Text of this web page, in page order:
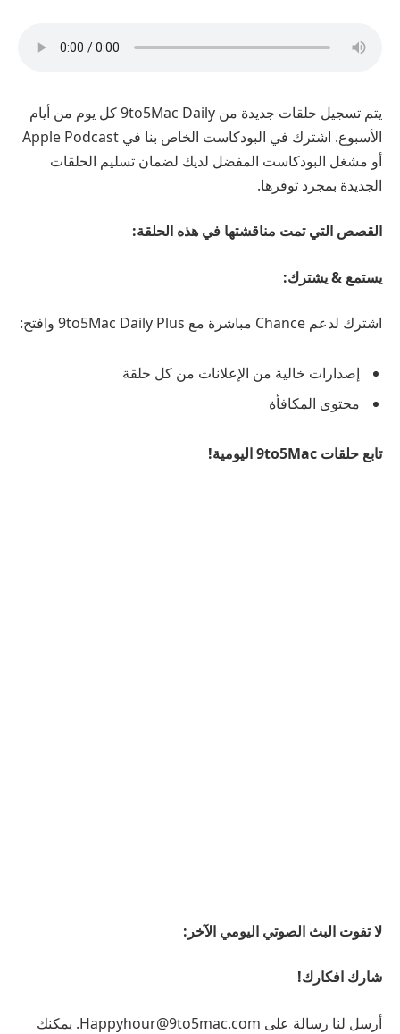
يتم تسجيل حلقات جديدة من 9to5Mac Daily كل يوم من أيام
الأسبوع. اشترك في البودكاست الخاص بنا في Apple Podcast
أو مشغل البودكاست المفضل لديك لضمان تسليم الحلقات
الجديدة بمجرد توفرها.
القصص التي تمت مناقشتها في هذه الحلقة:
يستمع & يشترك:
اشترك لدعم Chance مباشرة مع 9to5Mac Daily Plus وافتح:
إصدارات خالية من الإعلانات من كل حلقة
محتوى المكافأة
تابع حلقات 9to5Mac اليومية!
لا تفوت البث الصوتي اليومي الآخر:
شارك افكارك!
أرسل لنا رسالة على Happyhour@9to5mac.com. يمكنك